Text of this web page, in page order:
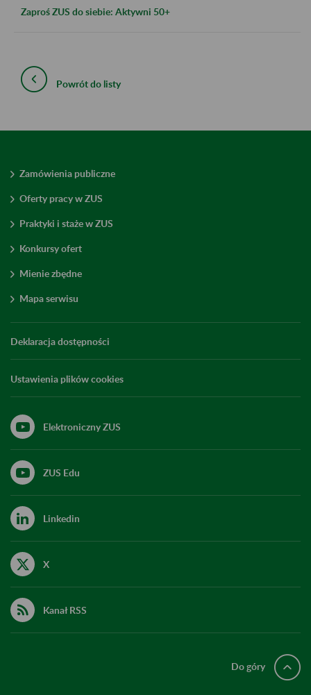
Zaproś ZUS do siebie: Aktywni 50+
Powrót do listy
Zamówienia publiczne
Oferty pracy w ZUS
Praktyki i staże w ZUS
Konkursy ofert
Mienie zbędne
Mapa serwisu
Deklaracja dostępności
Ustawienia plików cookies
Elektroniczny ZUS
ZUS Edu
Linkedin
X
Kanał RSS
Do góry